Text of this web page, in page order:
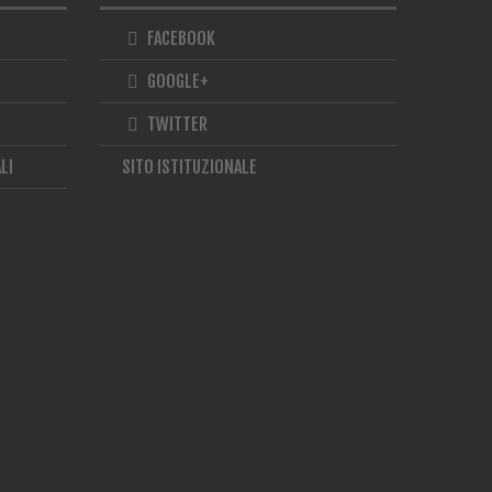
FACEBOOK
GOOGLE+
TWITTER
SITO ISTITUZIONALE